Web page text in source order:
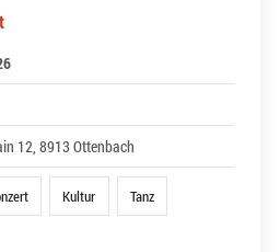
12, 8913 Ottenbach
Kultur Tanz